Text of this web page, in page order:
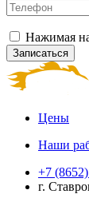
Нажимая
Цены
Наши
+7
г.